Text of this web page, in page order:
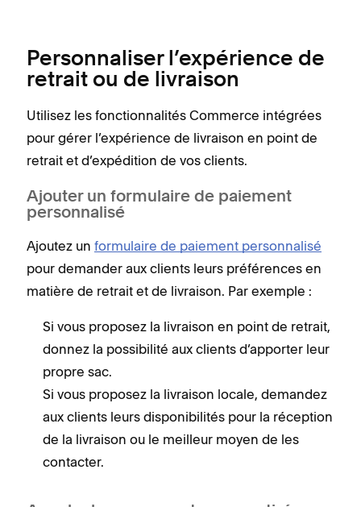
Personnaliser l’expérience de
retrait ou de livraison
Utilisez les fonctionnalités Commerce intégrées
pour gérer l’expérience de livraison en point de
retrait et d’expédition de vos clients.
Ajouter un formulaire de paiement
personnalisé
Ajoutez un formulaire de paiement personnalisé
pour demander aux clients leurs préférences en
matière de retrait et de livraison. Par exemple :
Si vous proposez la livraison en point de retrait,
donnez la possibilité aux clients d’apporter leur
propre sac.
Si vous proposez la livraison locale, demandez
aux clients leurs disponibilités pour la réception
de la livraison ou le meilleur moyen de les
contacter.